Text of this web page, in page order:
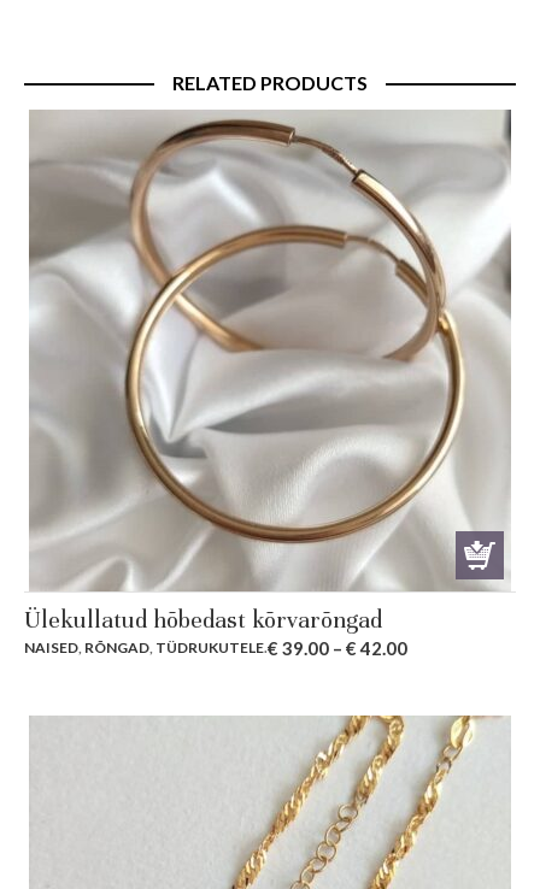
RELATED PRODUCTS
Ülekullatud hõbedast kõrvarõngad
NAISED RÕNGAD TÜDRUKUTELE.€ 39.00 – €42.00